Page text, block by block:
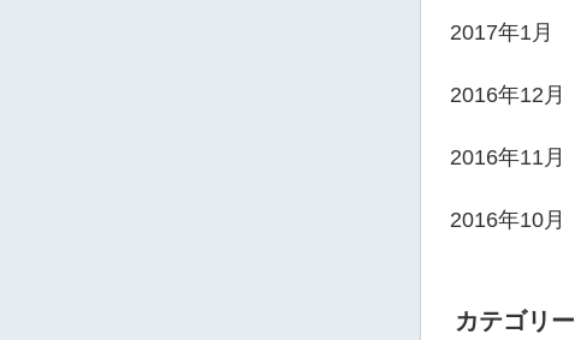
2017年1月
2016年12月
2016年11月
2016年10月
カテゴリー